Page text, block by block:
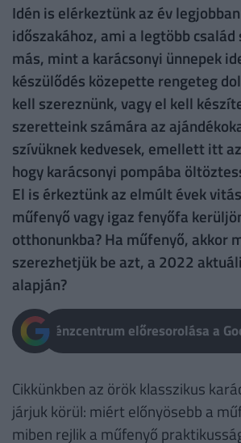
Idén is elérkeztünk az év
időszakához, ami a legtöbb
más, mint a karácsonyi ünnepek
készülődés közepette rengeteg
kell szereznünk, vagy el kell
szeretteink számára az
szívüknek kedvesek, emellett itt
hogy karácsonyi pompába
El is érkeztünk az elmúlt évek
műfenyő vagy igaz fenyőfa
otthonunkba? Ha műfenyő, akkor
szerezhetjük be azt, a 2022
alapján?
Pénzcentrum előresorolása a
Cikkünkben az örök klasszikus
járjuk körül: miért előnyösebb a
miben rejlik a műfenyő